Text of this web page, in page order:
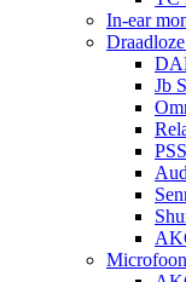
In-ear
Jb